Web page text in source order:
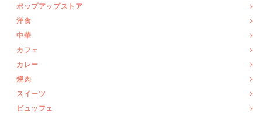
ポップアップストア
洋食
中華
カフェ
カレー
焼肉
スイーツ
ビュッフェ